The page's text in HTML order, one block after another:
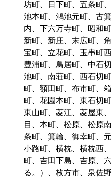
坊町、日下町、五条町
池本町、鴻池元町、古
内、下六万寺町、昭和
新町、新庄、末広町、
宝町、立花町、玉串町
豊浦町、鳥居町、中石
池町、南荘町、西石切
町、額田町、布市町、
町、花園本町、東石切
東山町、菱江、菱屋東
目、本町、松原、松原
条町、箕輪、御幸町、
小路町、横枕、横枕西
町、吉田下島、吉原、
る。）、枚方市、泉佐